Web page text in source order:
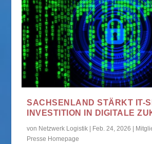
SACHSENLAND STÄRKT IT-
INVESTITION IN DIGITALE
von Netzwerk Logistik Feb. 24, 2026
Presse Homepage